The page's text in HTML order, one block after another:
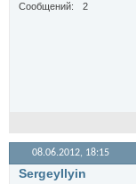
Сообщений
2
08.06.2012, 18:15
SergeyIlyin